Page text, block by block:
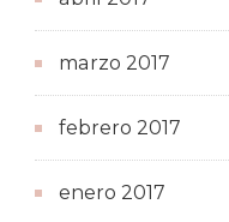
marzo 2017
febrero 2017
enero 2017